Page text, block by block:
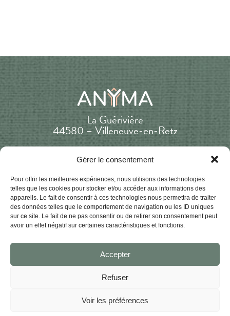
Gérer le consentement
Pour offrir les meilleures expériences, nous utilisons des technologies
telles que les cookies pour stocker et/ou accéder aux informations des
appareils. Le fait de consentir à ces technologies nous permettra de traiter
des données telles que le comportement de navigation ou les ID uniques
sur ce site. Le fait de ne pas consentir ou de retirer son consentement peut
avoir un effet négatif sur certaines caractéristiques et fonctions.
Accepter
Refuser
Voir les préférences
La Guérivière
44580 – Villeneuve-en-Retz
Nous contacter
Inscrivez-vous à notre newsletter
pour découvrir en avant-première nos prochains
événements !
E-